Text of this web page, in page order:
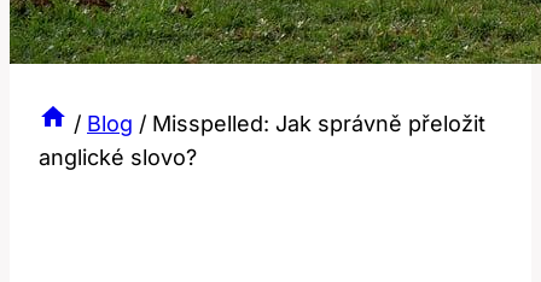
/ Blog / Misspelled: Jak správně přeložit
anglické slovo?